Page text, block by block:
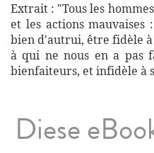
Extrait : "Tous les
et les actions
bien d'autrui, être fidèle à
à qui ne nous en a pas
bienfaiteurs, et infidèle à
Diese